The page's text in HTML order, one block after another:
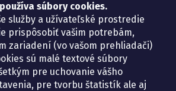
súbory cookies.
služby a užívateľské prostredie
prispôsobiť vašim potrebám,
zariadení (vo vašom prehliadači)
sú malé textové súbory
pre uchovanie vášho
pre tvorbu štatistík ale aj
h.
h.
h.
h.
h.